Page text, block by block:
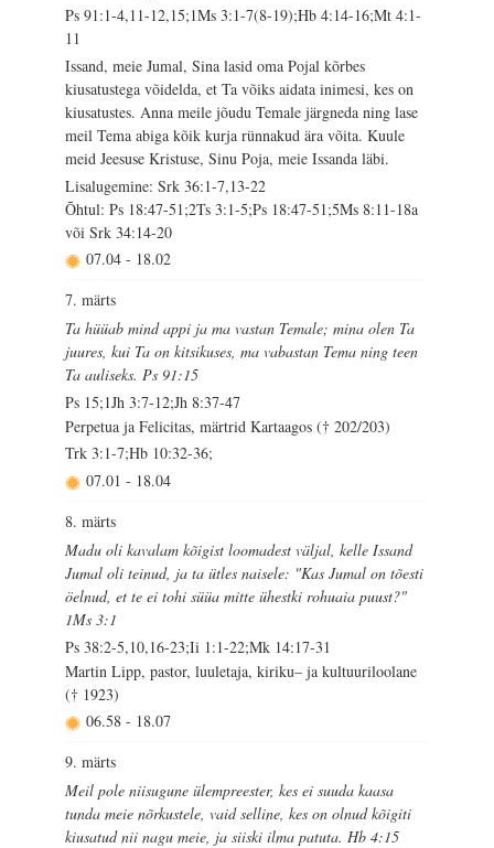
Ps 91:1-4,11-12,15;1Ms 3:1-7(8-19);Hb 4:14-16;Mt 4:1-
11
Issand, meie Jumal, Sina lasid oma Pojal kõrbes
kiusatustega võidelda, et Ta võiks aidata inimesi, kes on
kiusatustes. Anna meile jõudu Temale järgneda ning lase
meil Tema abiga kõik kurja rünnakud ära võita. Kuule
meid Jeesuse Kristuse, Sinu Poja, meie Issanda läbi.
Lisalugemine: Srk 36:1-7,13-22
Õhtul: Ps 18:47-51;2Ts 3:1-5;Ps 18:47-51;5Ms 8:11-18a
või Srk 34:14-20
07.04 - 18.02
7. märts
Ta hüüab mind appi ja ma vastan Temale; mina olen Ta
juures, kui Ta on kitsikuses, ma vabastan Tema ning teen
Ta auliseks. Ps 91:15
Ps 15;1Jh 3:7-12;Jh 8:37-47
Perpetua ja Felicitas, märtrid Kartaagos († 202/203)
Trk 3:1-7;Hb 10:32-36;
07.01 - 18.04
8. märts
Madu oli kavalam kõigist loomadest väljal, kelle Issand
Jumal oli teinud, ja ta ütles naisele: "Kas Jumal on tõesti
öelnud, et te ei tohi süüa mitte ühestki rohuaia puust?"
1Ms 3:1
Ps 38:2-5,10,16-23;Ii 1:1-22;Mk 14:17-31
Martin Lipp, pastor, luuletaja, kiriku– ja kultuuriloolane
(† 1923)
06.58 - 18.07
9. märts
Meil pole niisugune ülempreester, kes ei suuda kaasa
tunda meie nõrkustele, vaid selline, kes on olnud kõigiti
kiusatud nii nagu meie, ja siiski ilma patuta. Hb 4:15